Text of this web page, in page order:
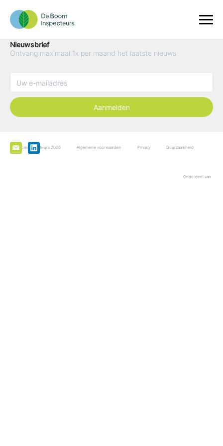
Nieuwsbrief
Ontvang maximaal 1x per maand het laatste nieuws
Aanmelden
De Boominspecteurs 2026 Algemene voorwaarden Privacy Duurzaamheid
Onderdeel van